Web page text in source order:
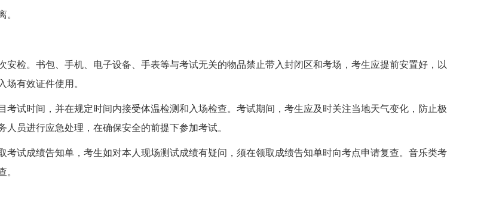
安检。书包、手机、电子设备、手表等与考试无关的物品禁止带入封闭区和考场，考生应提前安置好，以
有效证件使用。
考试时间，并在规定时间内接受体温检测和入场检查。考试期间，考生应及时关注当地天气变化，防止极
员进行应急处理，在确保安全的前提下参加考试。
考试成绩告知单，考生如对本人现场测试成绩有疑问，须在领取成绩告知单时向考点申请复查。音乐类考